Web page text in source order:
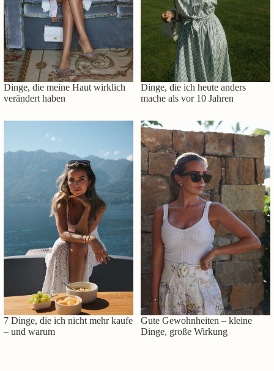
Dinge, die meine Haut wirklich
verändert haben
Dinge, die ich heute anders
mache als vor 10 Jahren
7 Dinge, die ich nicht mehr kaufe
– und warum
Gute Gewohnheiten – kleine
Dinge, große Wirkung